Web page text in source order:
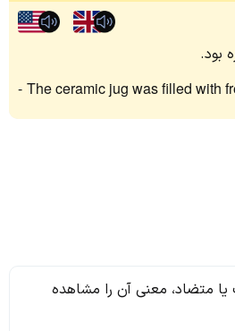
بود.
The ceramic jug was filled with
یا متضاد، معنی آن را مشاهده